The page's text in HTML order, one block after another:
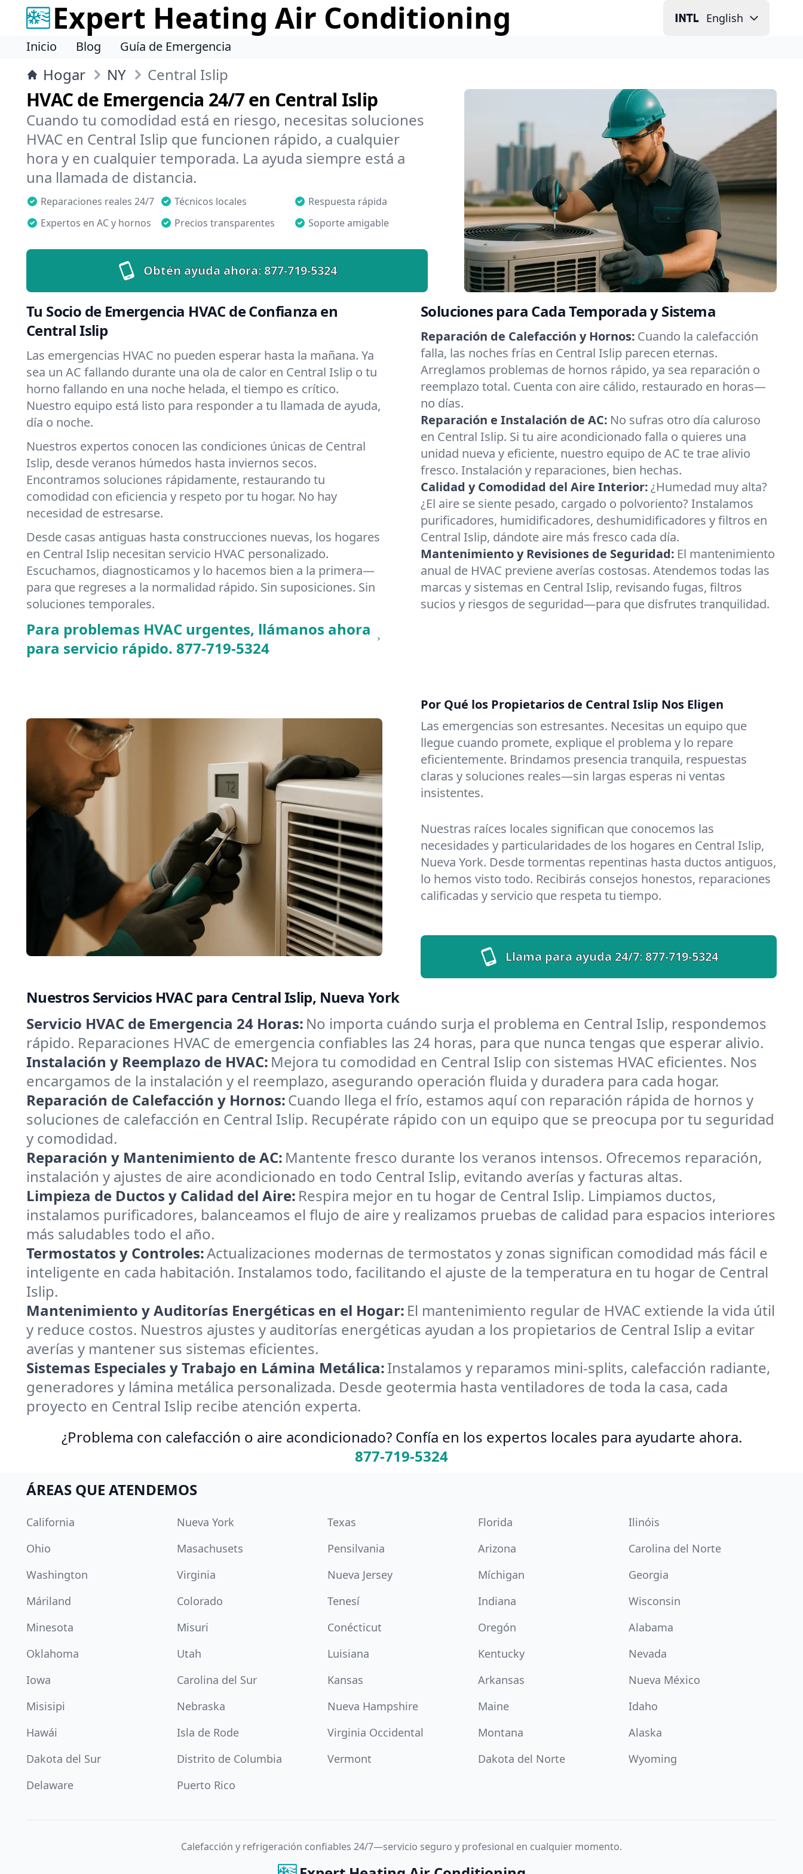
Expert Heating Air Conditioning English
Inicio Blog Guía de Emergencia
Hogar NY Central Islip
HVAC de Emergencia 24/7 en Central Islip
Cuando tu comodidad está en riesgo, necesitas soluciones
HVAC en Central Islip que funcionen rápido, a cualquier
hora y en cualquier temporada. La ayuda siempre está a
una llamada de distancia.
Reparaciones reales 24/7 Técnicos locales
Respuesta rápida
Expertos en AC y hornos
Precios transparentes Soporte amigable
Obtén ayuda ahora:877-719-5324
Tu Socio de Emergencia HVAC de Confianza en
Central Islip
Las emergencias HVAC no pueden esperar hasta la mañana. Ya
sea un AC fallando durante una ola de calor en Central Islip o tu
horno fallando en una noche helada, el tiempo es crítico.
Nuestro equipo está listo para responder a tu llamada de ayuda,
día o noche.
Nuestros expertos conocen las condiciones únicas de Central
Islip, desde veranos húmedos hasta inviernos secos.
Encontramos soluciones rápidamente, restaurando tu
comodidad con eficiencia y respeto por tu hogar. No hay
necesidad de estresarse.
Desde casas antiguas hasta construcciones nuevas, los hogares
en Central Islip necesitan servicio HVAC personalizado.
Escuchamos, diagnosticamos y lo hacemos bien a la primera—
para que regreses a la normalidad rápido. Sin suposiciones. Sin
soluciones temporales.
Para problemas HVAC urgentes, llámanos ahora
para servicio rápido. 877-719-5324
Soluciones para Cada Temporada y Sistema
Reparación de Calefacción y Hornos: Cuando la calefacción
falla, las noches frías en Central Islip parecen eternas.
Arreglamos problemas de hornos rápido, ya sea reparación o
reemplazo total. Cuenta con aire cálido, restaurado en horas—
no días.
Reparación e Instalación de AC: No sufras otro día caluroso
en Central Islip. Si tu aire acondicionado falla o quieres una
unidad nueva y eficiente, nuestro equipo de AC te trae alivio
fresco. Instalación y reparaciones, bien hechas.
Calidad y Comodidad del Aire Interior:¿Humedad muy alta?
¿El aire se siente pesado, cargado o polvoriento? Instalamos
purificadores, humidificadores, deshumidificadores y filtros en
Central Islip, dándote aire más fresco cada día.
Mantenimiento y Revisiones de Seguridad: El mantenimiento
anual de HVAC previene averías costosas. Atendemos todas las
marcas y sistemas en Central Islip, revisando fugas, filtros
sucios y riesgos de seguridad—para que disfrutes tranquilidad.
Por Qué los Propietarios de Central Islip Nos Eligen
Las emergencias son estresantes. Necesitas un equipo que
llegue cuando promete, explique el problema y lo repare
eficientemente. Brindamos presencia tranquila, respuestas
claras y soluciones reales—sin largas esperas ni ventas
insistentes.
Nuestras raíces locales significan que conocemos las
necesidades y particularidades de los hogares en Central Islip,
Nueva York. Desde tormentas repentinas hasta ductos antiguos,
lo hemos visto todo. Recibirás consejos honestos, reparaciones
calificadas y servicio que respeta tu tiempo.
Llama para ayuda 24/7:877-719-5324
Nuestros Servicios HVAC para Central Islip, Nueva York
Servicio HVAC de Emergencia 24 Horas: No importa cuándo surja el problema en Central Islip, respondemos
rápido. Reparaciones HVAC de emergencia confiables las 24 horas, para que nunca tengas que esperar alivio.
Instalación y Reemplazo de HVAC: Mejora tu comodidad en Central Islip con sistemas HVAC eficientes. Nos
encargamos de la instalación y el reemplazo, asegurando operación fluida y duradera para cada hogar.
Reparación de Calefacción y Hornos:Cuando llega el frío, estamos aquí con reparación rápida de hornos y
soluciones de calefacción en Central Islip. Recupérate rápido con un equipo que se preocupa por tu seguridad
y comodidad.
Reparación y Mantenimiento de AC: Mantente fresco durante los veranos intensos. Ofrecemos reparación,
instalación y ajustes de aire acondicionado en todo Central Islip, evitando averías y facturas altas.
Limpieza de Ductos y Calidad del Aire: Respira mejor en tu hogar de Central Islip. Limpiamos ductos,
instalamos purificadores, balanceamos el flujo de aire y realizamos pruebas de calidad para espacios interiores
más saludables todo el año.
Termostatos y Controles:Actualizaciones modernas de termostatos y zonas significan comodidad más fácil e
inteligente en cada habitación. Instalamos todo, facilitando el ajuste de la temperatura en tu hogar de Central
Islip.
Mantenimiento y Auditorías Energéticas en el Hogar: El mantenimiento regular de HVAC extiende la vida útil
y reduce costos. Nuestros ajustes y auditorías energéticas ayudan a los propietarios de Central Islip a evitar
averías y mantener sus sistemas eficientes.
Sistemas Especiales y Trabajo en Lámina Metálica:Instalamos y reparamos mini-splits, calefacción radiante,
generadores y lámina metálica personalizada. Desde geotermia hasta ventiladores de toda la casa, cada
proyecto en Central Islip recibe atención experta.
¿Problema con calefacción o aire acondicionado? Confía en los expertos locales para ayudarte ahora.
877-719-5324
ÁREAS QUE ATENDEMOS
California Nueva York Texas Florida
Ilinóis
Ohio
Masachusets Pensilvania Arizona
Carolina del Norte
Washington
Virginia Nueva Jersey Míchigan
Georgia
Máriland
Colorado Tenesí Indiana
Wisconsin
Minesota
Misuri Conécticut Oregón
Alabama
Oklahoma
Utah Luisiana Kentucky
Nevada
Iowa
Carolina del Sur Kansas Arkansas
Nueva México
Misisipi
Nebraska Nueva Hampshire Maine
Idaho
Hawái
Isla de Rode Virginia Occidental Montana
Alaska
Dakota del Sur
Distrito de Columbia Vermont Dakota del Norte
Wyoming
Delaware
Puerto Rico
Calefacción y refrigeración confiables 24/7—servicio seguro y profesional en cualquier momento.